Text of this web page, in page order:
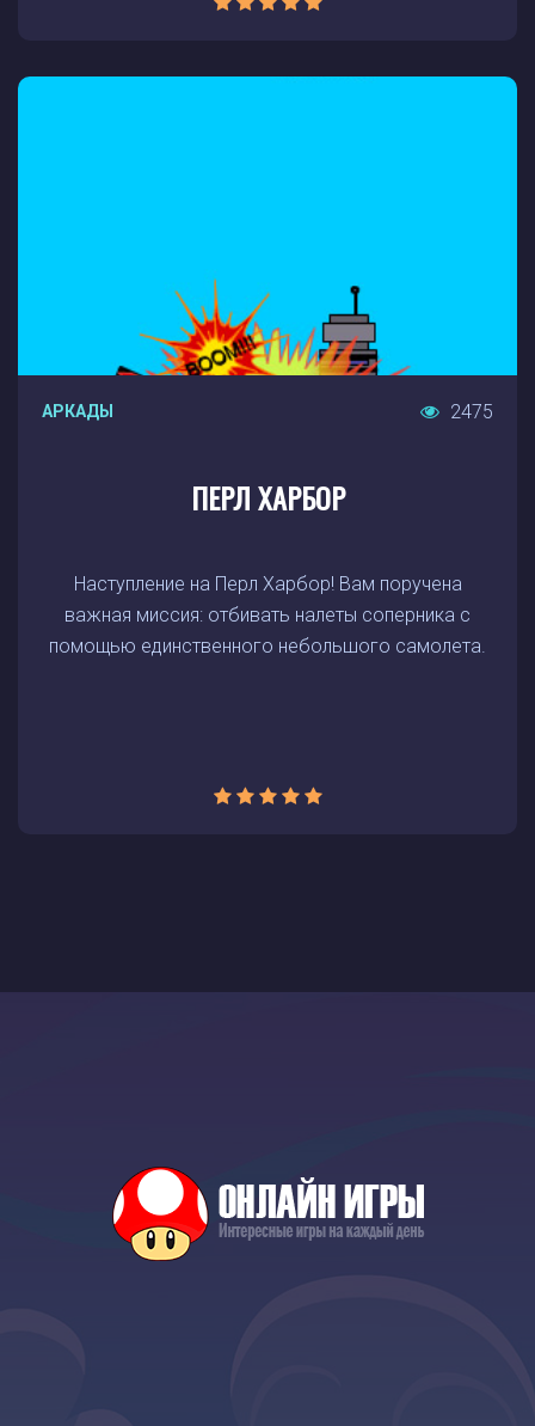
АРКАДЫ 2475
ПЕРЛ ХАРБОР
Наступление на Перл Харбор! Вам поручена
важная миссия: отбивать налеты соперника с
помощью единственного небольшого самолета.